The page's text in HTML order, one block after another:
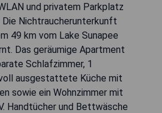
und privatem Parkplatz
Nichtraucherunterkunft
49 km vom Lake Sunapee
Das geräumige Apartment
Schlafzimmer, 1
ausgestattete Küche mit
sowie ein Wohnzimmer mit
Handtücher und Bettwäsche